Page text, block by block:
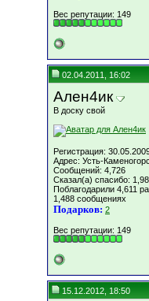
Вес репутации: 149
02.04.2011, 16:02
Ален4ик
В доску свой
Регистрация:
Адрес: Усть-
Сообщений: 4,726
Сказал(а) спасибо:
Поблагодарили 4,611
1,488 сообщениях
Подарков: 2
Вес репутации: 149
15.12.2012, 18:50